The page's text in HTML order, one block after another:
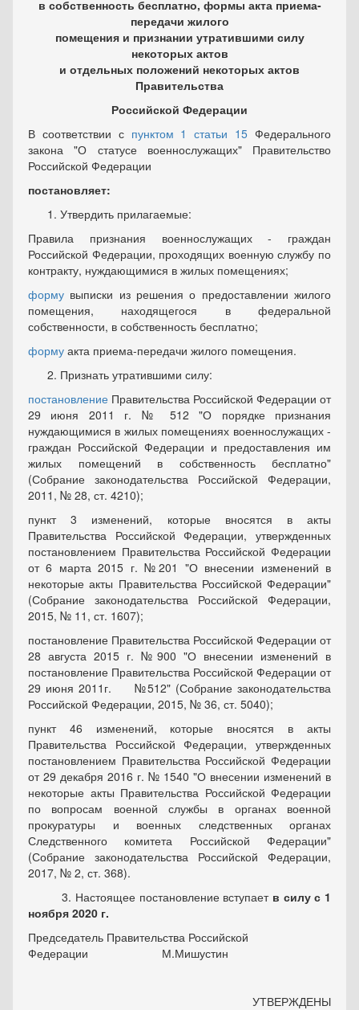
в собственность бесплатно, формы акта приема-
передачи жилого
помещения и признании утратившими силу
некоторых актов
и отдельных положений некоторых актов
Правительства
Российской Федерации
В соответствии с пунктом 1 статьи 15 Федерального
закона "О статусе военнослужащих" Правительство
Российской Федерации
постановляет:
Утвердить прилагаемые:
Правила признания военнослужащих - граждан
Российской Федерации, проходящих военную службу по
контракту, нуждающимися в жилых помещениях;
форму выписки из решения о предоставлении жилого
помещения, находящегося в федеральной
собственности, в собственность бесплатно;
форму акта приема-передачи жилого помещения.
Признать утратившими силу:
постановление Правительства Российской Федерации от
29 июня 2011 г. № 512 "О порядке признания
нуждающимися в жилых помещениях военнослужащих -
граждан Российской Федерации и предоставления им
жилых помещений в собственность бесплатно"
(Собрание законодательства Российской Федерации,
2011, № 28, ст. 4210);
пункт 3 изменений, которые вносятся в акты
Правительства Российской Федерации, утвержденных
постановлением Правительства Российской Федерации
от 6 марта 2015 г. №201 "О внесении изменений в
некоторые акты Правительства Российской Федерации"
(Собрание законодательства Российской Федерации,
2015, № 11, ст. 1607);
постановление Правительства Российской Федерации от
28 августа 2015 г. №900 "О внесении изменений в
постановление Правительства Российской Федерации от
29 июня 2011г. №512" (Собрание законодательства
Российской Федерации, 2015, № 36, ст. 5040);
пункт 46 изменений, которые вносятся в акты
Правительства Российской Федерации, утвержденных
постановлением Правительства Российской Федерации
от 29 декабря 2016 г. № 1540 "О внесении изменений в
некоторые акты Правительства Российской Федерации
по вопросам военной службы в органах военной
прокуратуры и военных следственных органах
Следственного комитета Российской Федерации"
(Собрание законодательства Российской Федерации,
2017, № 2, ст. 368).
3. Настоящее постановление вступаетв силу с 1
ноября 2020 г.
Председатель Правительства Российской
Федерации М.Мишустин
УТВЕРЖДЕНЫ